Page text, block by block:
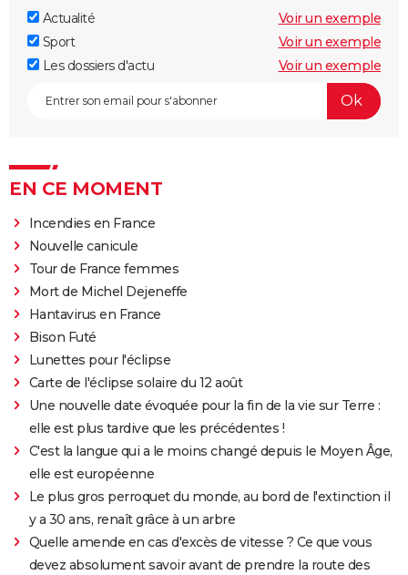
Actualité
Voir un exemple
Sport
Voir un exemple
Les dossiers d'actu
Voir un exemple
EN CE MOMENT
Incendies en France
Nouvelle canicule
Tour de France femmes
Mort de Michel Dejeneffe
Hantavirus en France
Bison Futé
Lunettes pour l'éclipse
Carte de l'éclipse solaire du 12 août
Une nouvelle date évoquée pour la fin de la vie sur Terre :
elle est plus tardive que les précédentes !
C'est la langue qui a le moins changé depuis le Moyen Âge,
elle est européenne
Le plus gros perroquet du monde, au bord de l'extinction il
y a 30 ans, renaît grâce à un arbre
Quelle amende en cas d'excès de vitesse ? Ce que vous
devez absolument savoir avant de prendre la route des